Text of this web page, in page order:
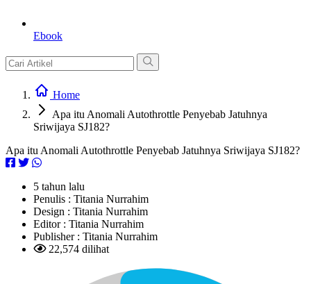
Ebook
Home
Apa itu Anomali Autothrottle Penyebab Jatuhnya
Sriwijaya SJ182?
Apa itu Anomali Autothrottle Penyebab Jatuhnya Sriwijaya SJ182?
5 tahun lalu
Penulis : Titania Nurrahim
Design : Titania Nurrahim
Editor : Titania Nurrahim
Publisher : Titania Nurrahim
22,574 dilihat